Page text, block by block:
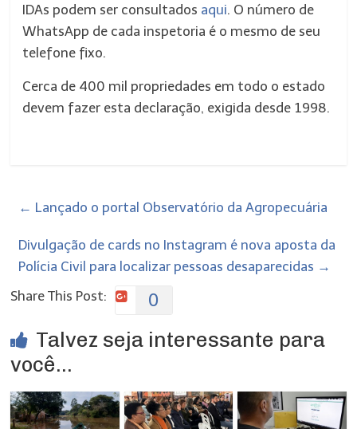
IDAs podem ser consultados aqui. O número de
WhatsApp de cada inspetoria é o mesmo de seu
telefone fixo.
Cerca de 400 mil propriedades em todo o estado
devem fazer esta declaração, exigida desde 1998.
← Lançado o portal Observatório da Agropecuária
Divulgação de cards no Instagram é nova aposta da
Polícia Civil para localizar pessoas desaparecidas →
Share This Post:
0
Talvez seja interessante para
você...